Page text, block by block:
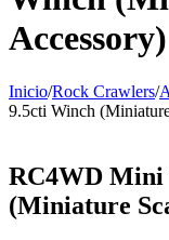
Accessory)
Inicio/Rock Crawlers/
9.5cti Winch
RC4WD Mini
(Miniature